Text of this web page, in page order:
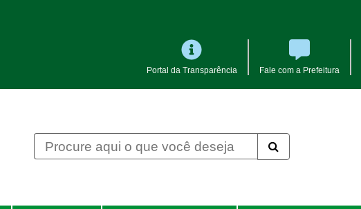
Portal da Transparência Fale com a Prefeitura